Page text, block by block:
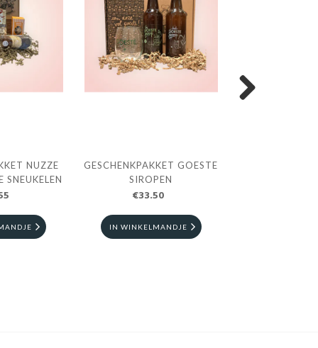
NUZZE
SNEUKELEN
GESCHENKPAKKET GOESTE
SIROPEN
€33.50
IN WINKELMANDJE